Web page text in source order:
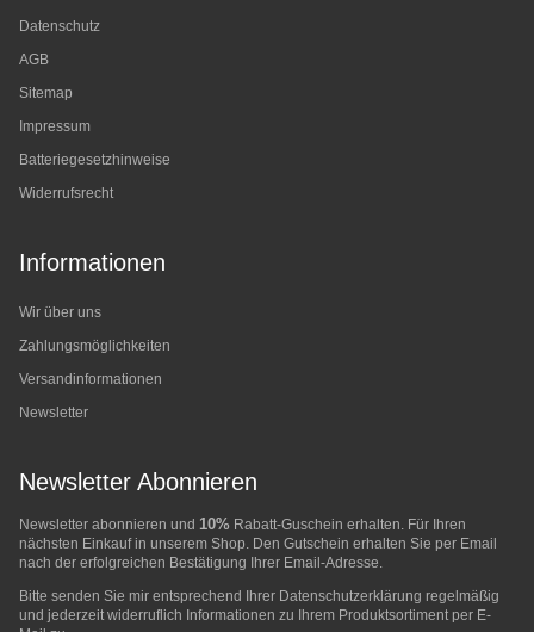
Datenschutz
AGB
Sitemap
Impressum
Batteriegesetzhinweise
Widerrufsrecht
Informationen
Wir über uns
Zahlungsmöglichkeiten
Versandinformationen
Newsletter
Newsletter Abonnieren
Newsletter abonnieren und 10% Rabatt-Guschein erhalten. Für Ihren
nächsten Einkauf in unserem Shop. Den Gutschein erhalten Sie per Email
nach der erfolgreichen Bestätigung Ihrer Email-Adresse.
Bitte senden Sie mir entsprechend Ihrer Datenschutzerklärung regelmäßig
und jederzeit widerruflich Informationen zu Ihrem Produktsortiment per E-